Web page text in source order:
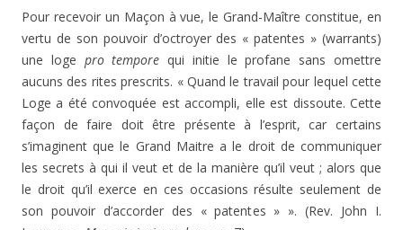
Pour recevoir un Maçon à vue, le Grand-Maître constitue, en
vertu de son pouvoir d’octroyer des « patentes » (warrants)
une loge pro tempore qui initie le profane sans omettre
aucuns des rites prescrits. « Quand le travail pour lequel cette
Loge a été convoquée est accompli, elle est dissoute. Cette
façon de faire doit être présente à l’esprit, car certains
s’imaginent que le Grand Maitre a le droit de communiquer
les secrets à qui il veut et de la manière qu’il veut ; alors que
le droit qu’il exerce en ces occasions résulte seulement de
son pouvoir d’accorder des « patentes » ». (Rev. John I.